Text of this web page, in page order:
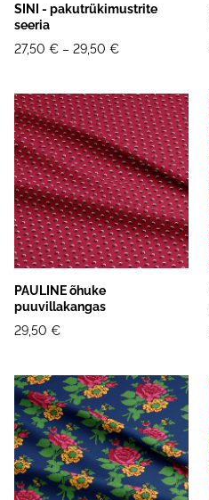
SINI - pakutrükimustrite
seeria
27,50 € – 29,50 €
PAULINE õhuke
puuvillakangas
29,50 €